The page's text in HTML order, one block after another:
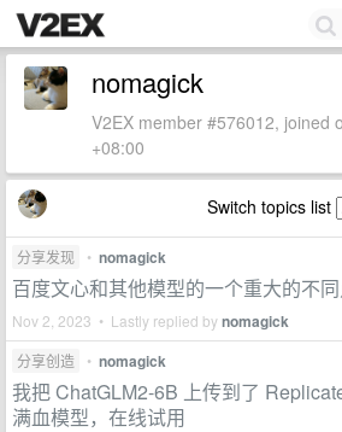
nomagick
V2EX member #576012, joined
+08:00
Switch topics list
分享发现 • nomagick
百度文心和其他模型的一个重大的不
Nov 2, 2023 • Lastly replied bynomagick
分享创造 • nomagick
我把 ChatGLM2-6B 上传到了
满血模型，在线试用